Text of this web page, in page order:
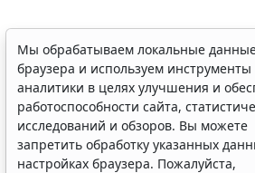
Временное
личности
при утрате паспорта
7 августа 2026 17:55
Мы обрабатываем локальные
браузера и используем инструменты
аналитики в целях улучшения и
работоспособности сайта,
исследований и обзоров. Вы можете
запретить обработку указанных
настройках браузера. Пожалуйста,